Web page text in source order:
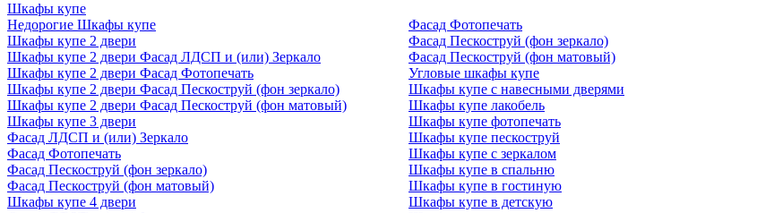
Шкафы купе
Недорогие Шкафы купе
Шкафы купе 2 двери
Шкафы купе 2 двери Фасад ЛДСП и (или) Зеркало
Шкафы купе 2 двери Фасад Фотопечать
Шкафы купе 2 двери Фасад Пескоструй (фон зеркало)
Шкафы купе 2 двери Фасад Пескоструй (фон матовый)
Шкафы купе 3 двери
Фасад ЛДСП и (или) Зеркало
Фасад Фотопечать
Фасад Пескоструй (фон зеркало)
Фасад Пескоструй (фон матовый)
Шкафы купе 4 двери
Фасад Фотопечать
Фасад Пескоструй (фон зеркало)
Фасад Пескоструй (фон матовый)
Угловые шкафы купе
Шкафы купе с навесными дверями
Шкафы купе лакобель
Шкафы купе фотопечать
Шкафы купе пескоструй
Шкафы купе с зеркалом
Шкафы купе в спальню
Шкафы купе в гостиную
Шкафы купе в детскую